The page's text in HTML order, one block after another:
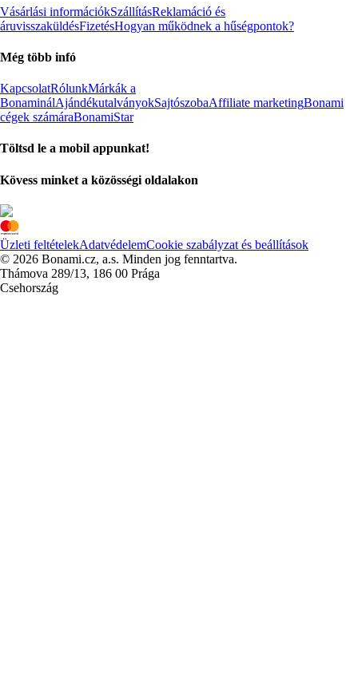
Vásárlási információkSzállításReklamáció és
áruvisszaküldésFizetésHogyan működnek a hűségpontok?
Még több infó
KapcsolatRólunkMárkák a
BonaminálAjándékutalványokSajtószobaAffiliate marketingBonami
cégek számáraBonamiStar
Töltsd le a mobil appunkat!
Kövess minket a közösségi oldalakon
Üzleti feltételekAdatvédelemCookie szabályzat és beállítások
© 2026 Bonami.cz, a.s. Minden jog fenntartva.
Thámova 289/13, 186 00 Prága
Csehország